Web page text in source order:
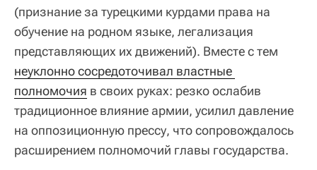
(признание за турецкими курдами права на
обучение на родном языке, легализация
представляющих их движений). Вместе с тем
неуклонно сосредоточивал властные
полномочия в своих руках: резко ослабив
традиционное влияние армии, усилил давление
на оппозиционную прессу, что сопровождалось
расширением полномочий главы государства.